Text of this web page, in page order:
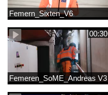
Femern_Sixten_V6
00:30
Femeren_SoME_Andreas V3